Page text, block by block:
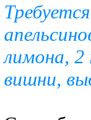
лимона, 2
вишни,